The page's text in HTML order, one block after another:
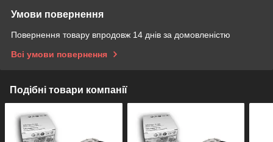
Умови повернення
Повернення товару впродовж 14 днів за домовленістю
Всі умови повернення
Подібні товари компанії